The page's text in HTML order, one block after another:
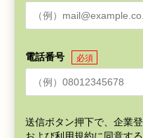
電話番号 必須
送信ボタン押下で、企業登
および利用規約に同意す